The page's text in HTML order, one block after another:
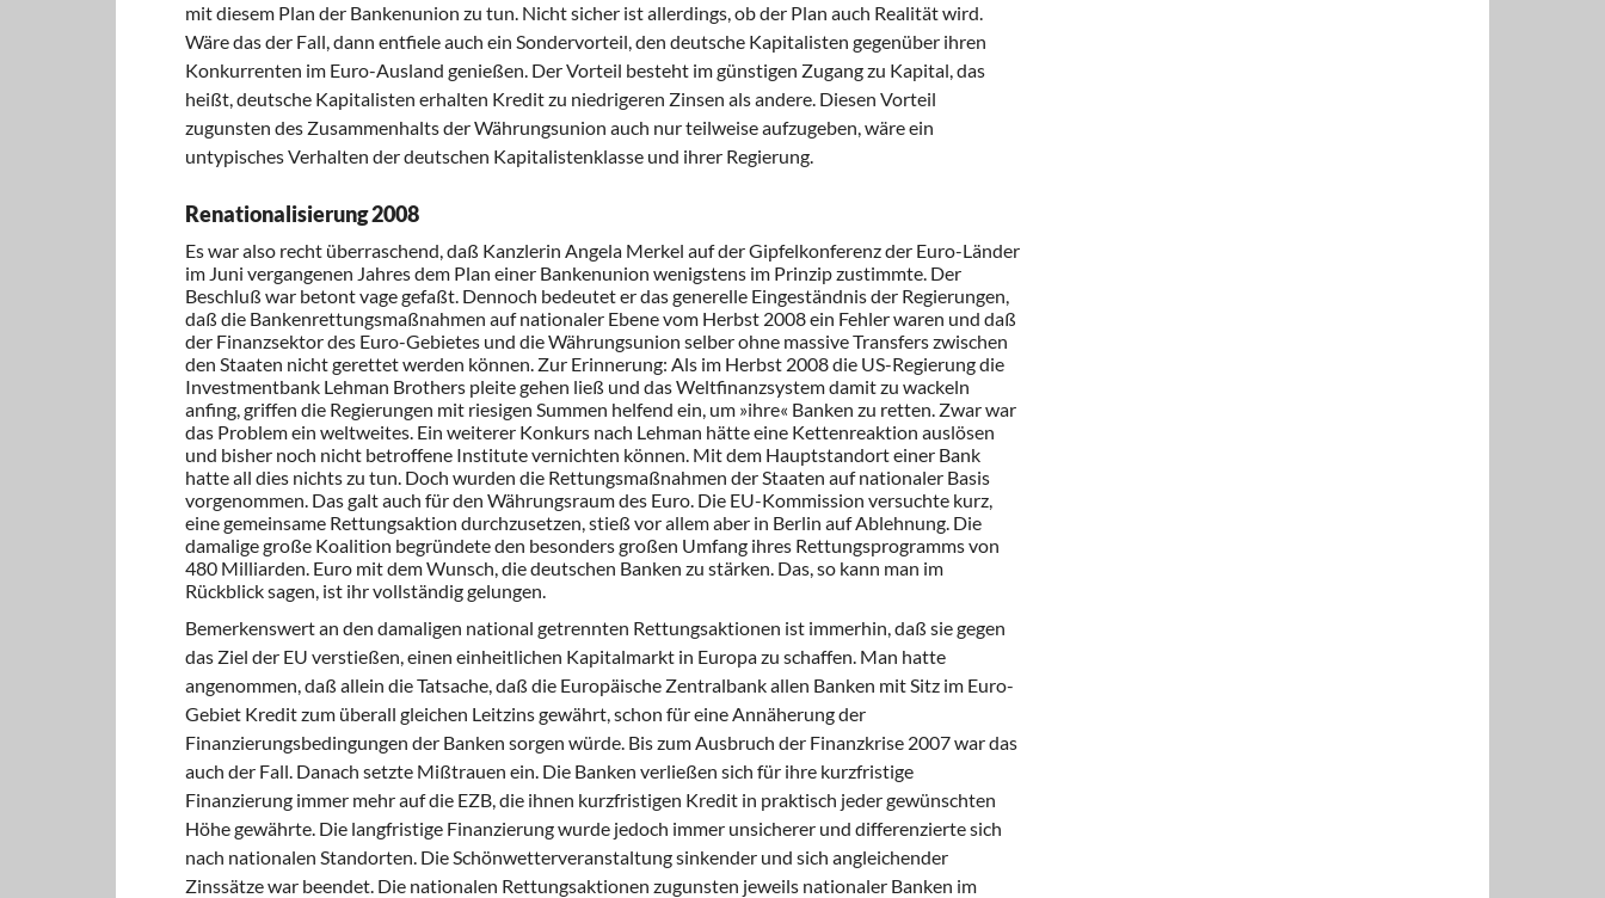
mit diesem Plan der Bankenunion zu tun. Nicht sicher ist allerdings, ob der Plan auch Realität wird.
Wäre das der Fall, dann entfiele auch ein Sondervorteil, den deutsche Kapitalisten gegenüber ihren
Konkurrenten im Euro-Ausland genießen. Der Vorteil besteht im günstigen Zugang zu Kapital, das
heißt, deutsche Kapitalisten erhalten Kredit zu niedrigeren Zinsen als andere. Diesen Vorteil
zugunsten des Zusammenhalts der Währungsunion auch nur teilweise aufzugeben, wäre ein
untypisches Verhalten der deutschen Kapitalistenklasse und ihrer Regierung.
Renationalisierung 2008
Es war also recht überraschend, daß Kanzlerin Angela Merkel auf der Gipfelkonferenz der Euro-Länder
im Juni vergangenen Jahres dem Plan einer Bankenunion wenigstens im Prinzip zustimmte. Der
Beschluß war betont vage gefaßt. Dennoch bedeutet er das generelle Eingeständnis der Regierungen,
daß die Bankenrettungsmaßnahmen auf nationaler Ebene vom Herbst 2008 ein Fehler waren und daß
der Finanzsektor des Euro-Gebietes und die Währungsunion selber ohne massive Transfers zwischen
den Staaten nicht gerettet werden können. Zur Erinnerung: Als im Herbst 2008 die US-Regierung die
Investmentbank Lehman Brothers pleite gehen ließ und das Weltfinanzsystem damit zu wackeln
anfing, griffen die Regierungen mit riesigen Summen helfend ein, um »ihre« Banken zu retten. Zwar war
das Problem ein weltweites. Ein weiterer Konkurs nach Lehman hätte eine Kettenreaktion auslösen
und bisher noch nicht betroffene Institute vernichten können. Mit dem Hauptstandort einer Bank
hatte all dies nichts zu tun. Doch wurden die Rettungsmaßnahmen der Staaten auf nationaler Basis
vorgenommen. Das galt auch für den Währungsraum des Euro. Die EU-Kommission versuchte kurz,
eine gemeinsame Rettungsaktion durchzusetzen, stieß vor allem aber in Berlin auf Ablehnung. Die
damalige große Koalition begründete den besonders großen Umfang ihres Rettungsprogramms von
480 Milliarden. Euro mit dem Wunsch, die deutschen Banken zu stärken. Das, so kann man im
Rückblick sagen, ist ihr vollständig gelungen.
Bemerkenswert an den damaligen national getrennten Rettungsaktionen ist immerhin, daß sie gegen
das Ziel der EU verstießen, einen einheitlichen Kapitalmarkt in Europa zu schaffen. Man hatte
angenommen, daß allein die Tatsache, daß die Europäische Zentralbank allen Banken mit Sitz im Euro-
Gebiet Kredit zum überall gleichen Leitzins gewährt, schon für eine Annäherung der
Finanzierungsbedingungen der Banken sorgen würde. Bis zum Ausbruch der Finanzkrise 2007 war das
auch der Fall. Danach setzte Mißtrauen ein. Die Banken verließen sich für ihre kurzfristige
Finanzierung immer mehr auf die EZB, die ihnen kurzfristigen Kredit in praktisch jeder gewünschten
Höhe gewährte. Die langfristige Finanzierung wurde jedoch immer unsicherer und differenzierte sich
nach nationalen Standorten. Die Schönwetterveranstaltung sinkender und sich angleichender
Zinssätze war beendet. Die nationalen Rettungsaktionen zugunsten jeweils nationaler Banken im